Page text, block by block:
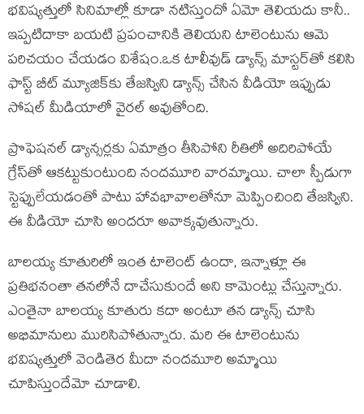
భ‌విష్య‌త్తులో సినిమాల్లో కూడా న‌టిస్తుందో ఏమో తెలియ‌దు కానీ..
ఇప్ప‌టిదాకా బ‌య‌టి ప్ర‌పంచానికి తెలియ‌ని టాలెంటును ఆమె
ప‌రిచ‌యం చేయ‌డం విశేషం.ఒక టాలీవుడ్ డ్యాన్స్ మాస్ట‌ర్‌తో క‌లిసి
ఫాస్ట్ బీట్ మ్యూజిక్‌కు తేజ‌స్విని డ్యాన్స్ చేసిన వీడియో ఇప్పుడు
సోష‌ల్ మీడియాలో వైర‌ల్ అవుతోంది.
ప్రొఫెష‌న‌ల్ డ్యాన్స‌ర్ల‌కు ఏమాత్రం తీసిపోని రీతిలో అదిరిపోయే
గ్రేస్‌తో ఆక‌ట్టుకుంటుంది నంద‌మూరి వార‌మ్మాయి. చాలా స్పీడుగా
స్టెప్పులేయ‌డంతో పాటు హావ‌భావాల‌తోనూ మెప్పించింది తేజ‌స్విని.
ఈ వీడియో చూసి అంద‌రూ అవాక్క‌వుతున్నారు.
బాల‌య్య కూతురిలో ఇంత టాలెంట్ ఉందా, ఇన్నాళ్లూ ఈ
ప్ర‌తిభ‌నంతా త‌న‌లోనే దాచేసుకుందే అని కామెంట్లు చేస్తున్నారు.
ఎంతైనా బాల‌య్య కూతురు క‌దా అంటూ త‌న డ్యాన్స్ చూసి
అభిమానులు మురిసిపోతున్నారు. మ‌రి ఈ టాలెంటును
భ‌విష్య‌త్తులో వెండితెర మీదా నంద‌మూరి అమ్మాయి
చూపిస్తుందేమో చూడాలి.